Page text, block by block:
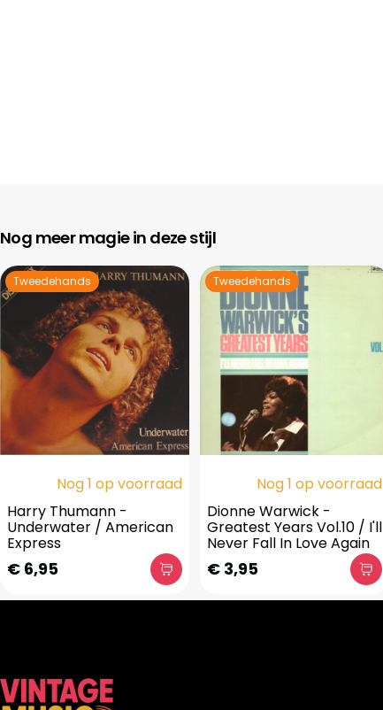
Nog meer magie in deze stijl
Tweedehands
Nog 1 op voorraad
Harry Thumann -
Underwater / American
Express
€ 6,95
Tweedehands
Nog 1 op voorraad
Dionne Warwick -
Greatest Years Vol.10 / I'll
Never Fall In Love Again
€ 3,95